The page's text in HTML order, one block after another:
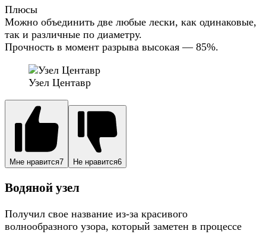
Плюсы
Можно объединить две любые лески, как одинаковые,
так и различные по диаметру.
Прочность в момент разрыва высокая — 85%.
Узел Центавр
Мне нравится7 Не нравится6
Водяной узел
Получил свое название из-за красивого
волнообразного узора, который заметен в процессе